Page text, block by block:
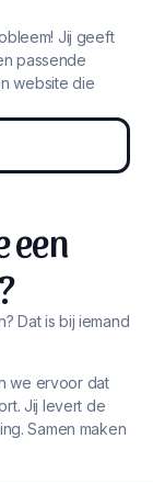
Jij geeft
passende
website die
een
Dat is bij iemand
we ervoor dat
Jij levert de
Samen maken